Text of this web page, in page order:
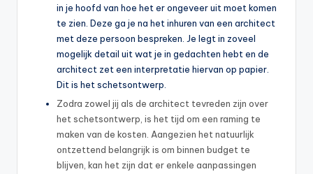
in je hoofd van hoe het er ongeveer uit moet komen
te zien. Deze ga je na het inhuren van een architect
met deze persoon bespreken. Je legt in zoveel
mogelijk detail uit wat je in gedachten hebt en de
architect zet een interpretatie hiervan op papier.
Dit is het schetsontwerp.
Zodra zowel jij als de architect tevreden zijn over
het schetsontwerp, is het tijd om een raming te
maken van de kosten. Aangezien het natuurlijk
ontzettend belangrijk is om binnen budget te
blijven, kan het zijn dat er enkele aanpassingen